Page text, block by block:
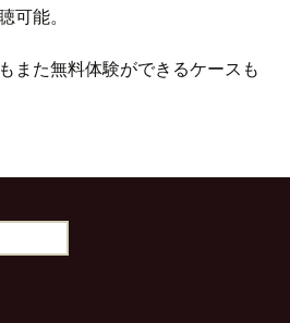
可能。
また無料体験ができるケースも